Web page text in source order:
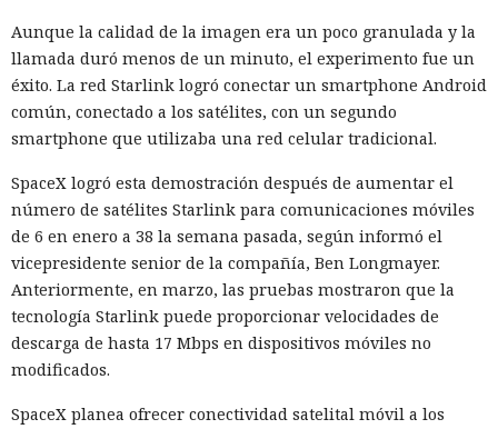
Aunque la calidad de la imagen era un poco granulada y la
llamada duró menos de un minuto, el experimento fue un
éxito. La red Starlink logró conectar un smartphone Android
común, conectado a los satélites, con un segundo
smartphone que utilizaba una red celular tradicional.
SpaceX logró esta demostración después de aumentar el
número de satélites Starlink para comunicaciones móviles
de 6 en enero a 38 la semana pasada, según informó el
vicepresidente senior de la compañía, Ben Longmayer.
Anteriormente, en marzo, las pruebas mostraron que la
tecnología Starlink puede proporcionar velocidades de
descarga de hasta 17 Mbps en dispositivos móviles no
modificados.
SpaceX planea ofrecer conectividad satelital móvil a los